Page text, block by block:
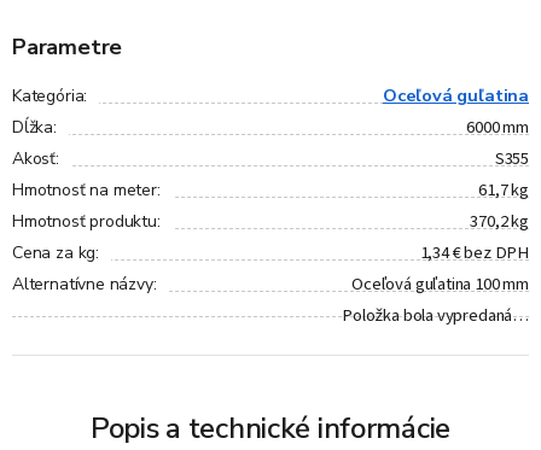
Parametre
Kategória: Oceľová guľatina
Dĺžka: 6000 mm
Akosť: S355
Hmotnosť na meter: 61,7 kg
Hmotnosť produktu: 370,2 kg
Cena za kg: 1,34 € bez DPH
Alternatívne názvy:
Oceľová guľatina 100 mm
Položka bola vypredaná…
Popis a technické informácie